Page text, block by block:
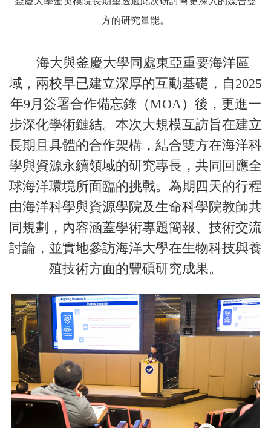
方的研究量能。
海大與釜慶大學同處東亞重要海洋區
域，兩校早已建立深厚的互動基礎，自2025
年9月簽署合作備忘錄（MOA）後，更進一
步深化學術鏈結。本次大規模互訪旨在建立
長期且具體的合作架構，結合雙方在海洋科
學與資源永續領域的研究專長，共同回應全
球海洋環境所面臨的挑戰。為期四天的行程
由海洋科學與資源學院及生命科學院教師共
同規劃，內容涵蓋學術專題簡報、技術交流
討論，並實地參訪海洋大學在生物科技與養
殖技術方面的豐碩研究成果。